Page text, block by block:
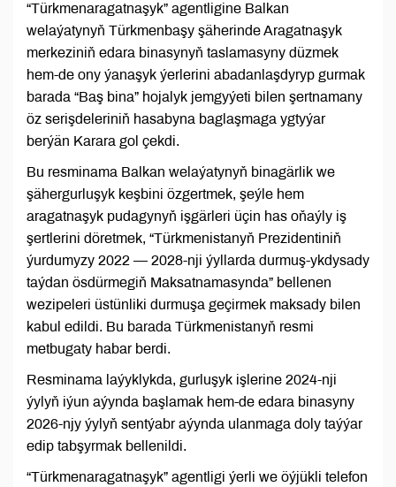
“Türkmenaragatnaşyk” agentligine Balkan
welaýatynyň Türkmenbaşy şäherinde Aragatnaşyk
merkeziniň edara binasynyň taslamasyny düzmek
hem-de ony ýanaşyk ýerlerini abadanlaşdyryp gurmak
barada “Baş bina” hojalyk jemgyýeti bilen şertnamany
öz serişdeleriniň hasabyna baglaşmaga ygtyýar
berýän Karara gol çekdi.
Bu resminama Balkan welaýatynyň binagärlik we
şähergurluşyk keşbini özgertmek, şeýle hem
aragatnaşyk pudagynyň işgärleri üçin has oňaýly iş
şertlerini döretmek, “Türkmenistanyň Prezidentiniň
ýurdumyzy 2022 — 2028-nji ýyllarda durmuş-ykdysady
taýdan ösdürmegiň Maksatnamasynda” bellenen
wezipeleri üstünliki durmuşa geçirmek maksady bilen
kabul edildi. Bu barada Türkmenistanyň resmi
metbugaty habar berdi.
Resminama laýyklykda, gurluşyk işlerine 2024-nji
ýylyň iýun aýynda başlamak hem-de edara binasyny
2026-njy ýylyň sentýabr aýynda ulanmaga doly taýýar
edip tabşyrmak bellenildi.
“Türkmenaragatnaşyk” agentligi ýerli we öýjükli telefon